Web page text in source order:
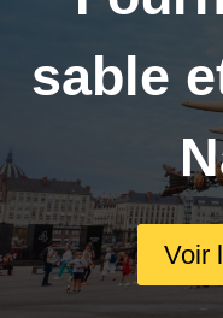
sable
Voir